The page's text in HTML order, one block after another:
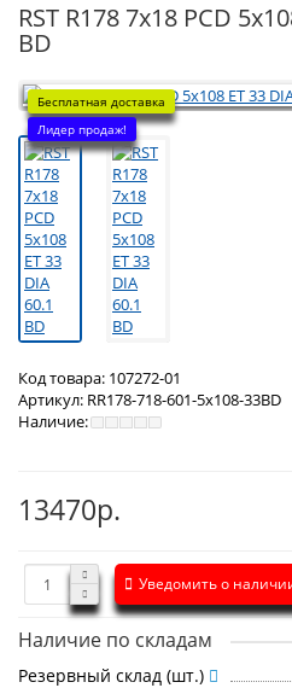
RST R178 7x18 PCD
BD
Бесплатная доставка
Лидер продаж!
Код товара: 107272-01
Артикул: RR178-718-601-5x108-33BD
Наличие:
13470р.
Уведомить о
Наличие по складам
Резервный склад (шт.)